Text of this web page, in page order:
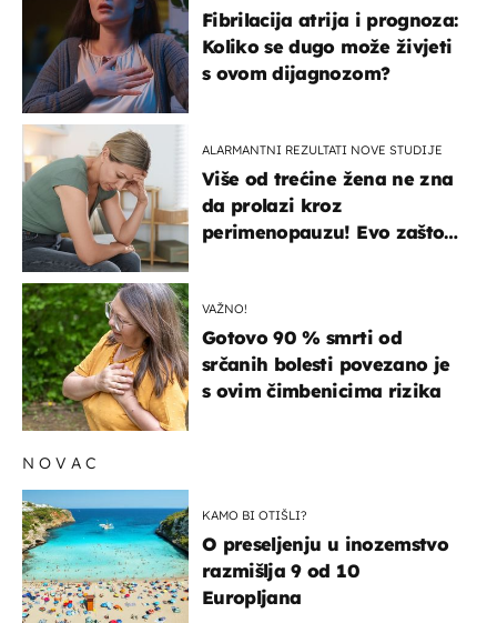
Fibrilacija atrija i prognoza:
Koliko se dugo može živjeti
s ovom dijagnozom?
ALARMANTNI REZULTATI NOVE STUDIJE
Više od trećine žena ne zna
da prolazi kroz
perimenopauzu! Evo zašto
VAŽNO!
Gotovo 90 % smrti od
srčanih bolesti povezano je
s ovim čimbenicima rizika
NOVAC
KAMO BI OTIŠLI?
O preseljenju u inozemstvo
razmišlja 9 od 10
Europljana